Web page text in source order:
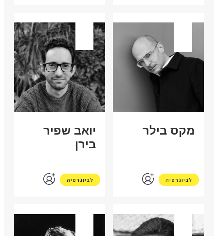
מקס בילר
לביוגרפיה
יואב שפיר
בירן
לביוגרפיה